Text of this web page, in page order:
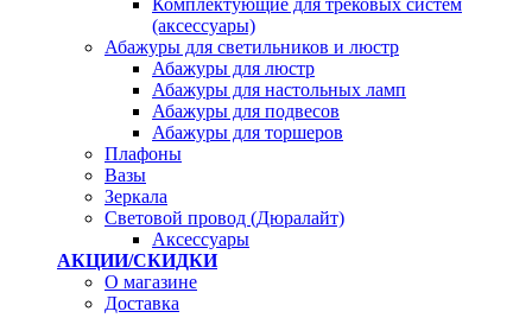
Комплектующие для трековых систем
(аксессуары)
Абажуры для светильников и люстр
Абажуры для люстр
Абажуры для настольных ламп
Абажуры для подвесов
Абажуры для торшеров
Плафоны
Вазы
Зеркала
Световой провод (Дюралайт)
Аксессуары
АКЦИИ/СКИДКИ
О магазине
Доставка